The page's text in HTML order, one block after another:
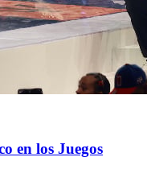
en los Juegos